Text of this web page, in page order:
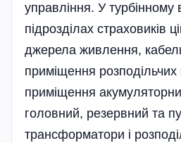
управління. У турбінному
підрозділах страховиків
джерела живлення,
приміщення розподільчих
приміщення
головний, резервний та
трансформатори і